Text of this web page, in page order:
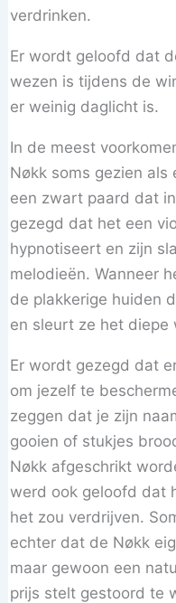
verdrinken.
Er wordt geloofd dat
wezen is tijdens de
er weinig daglicht is.
In de meest
Nøkk soms gezien als
een zwart paard dat
gezegd dat het een
hypnotiseert en zijn
melodieën. Wanneer
de plakkerige huiden
en sleurt ze het diepe
Er wordt gezegd dat
om jezelf te
zeggen dat je zijn
gooien of stukjes
Nøkk afgeschrikt
werd ook geloofd dat
het zou verdrijven.
echter dat de Nøkk
maar gewoon een
prijs stelt gestoord te